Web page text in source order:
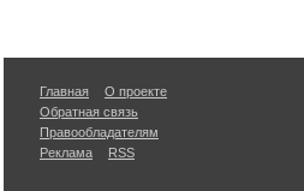
Главная
О проекте
Обратная связь
Правообладателям
Реклама
RSS